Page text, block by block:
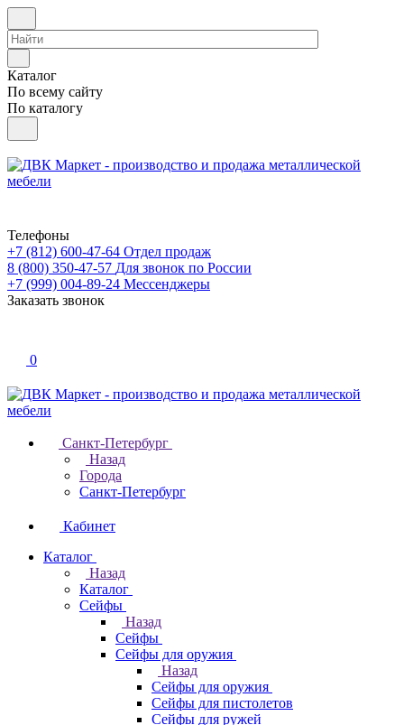
Каталог
По всему сайту
По каталогу
Телефоны
+7 (812) 600-47-64 Отдел продаж
8 (800) 350-47-57 Для звонок по России
+7 (999) 004-89-24 Мессенджеры
Заказать звонок
0
Санкт-Петербург
Назад
Города
Санкт-Петербург
Кабинет
Каталог
Назад
Каталог
Cейфы
Назад
Cейфы
Cейфы для оружия
Назад
Cейфы для оружия
Сейфы для пистолетов
Сейфы для ружей